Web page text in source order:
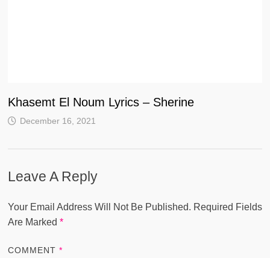
Khasemt El Noum Lyrics – Sherine
December 16, 2021
Leave A Reply
Your Email Address Will Not Be Published. Required Fields
Are Marked *
COMMENT*